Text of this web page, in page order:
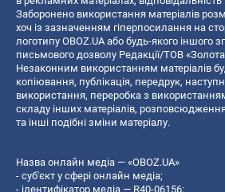
Заборонено використання матеріалів
хоч із зазначенням гіперпосилання на
логотипу OBOZ.UA або будь-якого іншого
письмового дозволу Редакції/ТОВ
Незаконним використанням матеріалів
копiювання, публiкацiя, передрук,
використання, переробка з
складу інших матеріалів,
та інші подібні зміни матеріалу.
Назва онлайн медіа — «OBOZ.UA»
- суб'єкт у сфері онлайн медіа;
- ідентифікатор медіа — R40-06156;